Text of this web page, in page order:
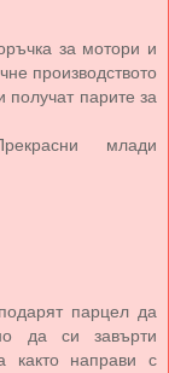
за мотори и
производството
парите за
млади
парцел да
да си завърти
както направи с